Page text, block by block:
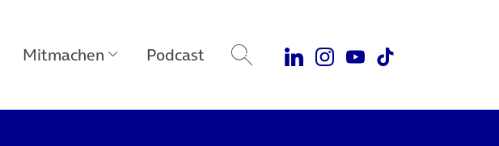
Mitmachen Podcast